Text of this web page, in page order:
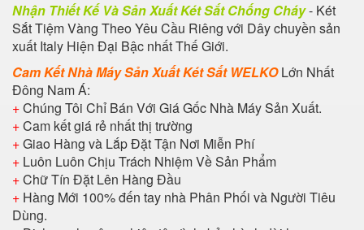
Nhận Thiết Kế Và Sản Xuất Két Sắt Chống Cháy- Két
Sắt Tiệm Vàng Theo Yêu Cầu Riêng với Dây chuyền sản
xuất Italy Hiện Đại Bậc nhất Thế Giới.
Cam Kết Nhà Máy Sản Xuất Két Sắt WELKOLớn Nhất
Đông Nam Á:
+Chúng Tôi Chỉ Bán Với Giá Gốc Nhà Máy Sản Xuất.
+Cam kết giá rẻ nhất thị trường
+Giao Hàng và Lắp Đặt Tận Nơi Miễn Phí
+ Luôn Luôn Chịu Trách Nhiệm Về Sản Phẩm
+Chữ Tín Đặt Lên Hàng Đầu
+ Hàng Mới 100% đến tay nhà Phân Phối và Người Tiêu
Dùng.